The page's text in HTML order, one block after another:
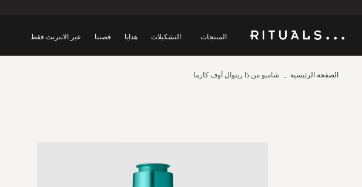
المنتجات التشكيلات هدايا قصتنا عبر الانترنت فقط
الصفحة الرئيسية شامبو من ذا ريتوال أوف كارما